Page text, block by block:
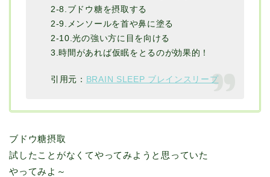
2-8.ブドウ糖を摂取する
2-9.メンソールを首や鼻に塗る
2-10.光の強い方に目を向ける
3.時間があれば仮眠をとるのが効果的！
引用元： BRAIN SLEEP ブレインスリープ
ブドウ糖摂取
試したことがなくてやってみようと思っていた
やってみよ～